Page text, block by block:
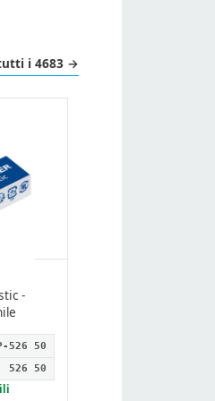
i 4683 →
-
526 50
526 50